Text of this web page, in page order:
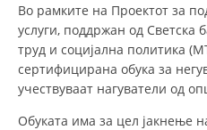
ЗАКОН
Во рамките на Проектот за
услуги, поддржан од Светска
труд и социјална политика
сертифицирана обука за
учествуваат нагуватели од
Обуката има за цел јакнење